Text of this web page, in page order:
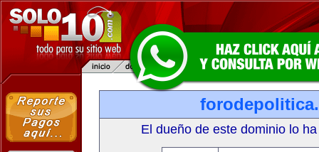
El dueño de este dominio lo